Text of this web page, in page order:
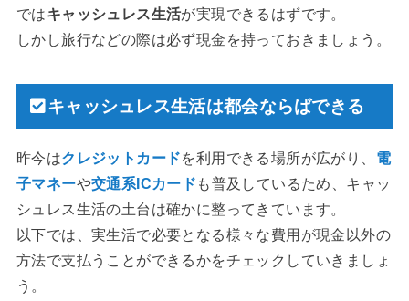
ではキャッシュレス生活が実現できるはずです。
しかし旅行などの際は必ず現金を持っておきましょう。
キャッシュレス生活は都会ならばできる
昨今はクレジットカードを利用できる場所が広がり、 電
子マネーや交通系ICカード も普及しているため、キャッ
シュレス生活の土台は確かに整ってきています。
以下では、実生活で必要となる様々な費用が現金以外の
方法で支払うことができるかをチェックしていきましょ
う。